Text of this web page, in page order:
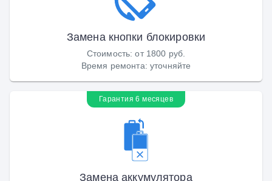
Замена кнопки блокировки
Стоимость:от 1800 руб.
Время ремонта: уточняйте
Гарантия 6 месяцев
Замена аккумулятора